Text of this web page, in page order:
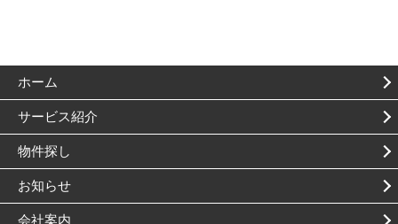
ホーム
サービス紹介
物件探し
お知らせ
会社案内